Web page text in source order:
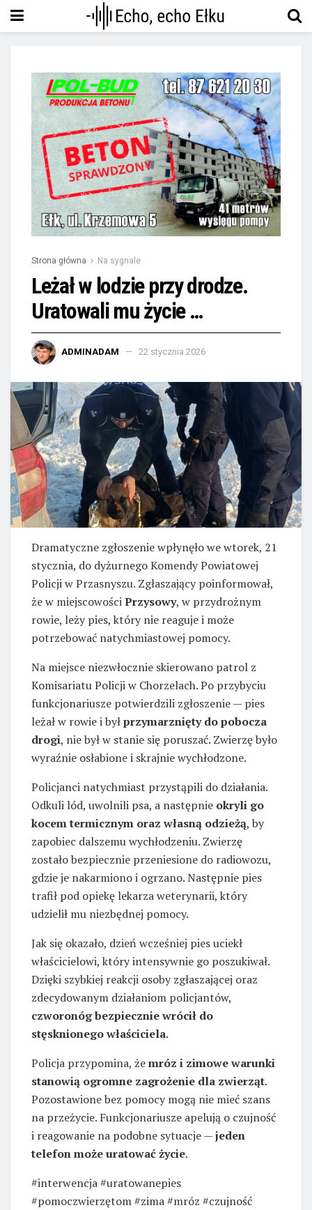
Strona główna Na sygnale
Leżał w lodzie przy drodze.
Uratowali mu życie …
ADMINADAM 22 stycznia 2026
Dramatyczne zgłoszenie wpłynęło we wtorek, 21
stycznia, do dyżurnego Komendy Powiatowej
Policji w Przasnyszu. Zgłaszający poinformował,
że w miejscowościPrzysowy, w przydrożnym
rowie, leży pies, który nie reaguje i może
potrzebować natychmiastowej pomocy.
Na miejsce niezwłocznie skierowano patrol z
Komisariatu Policji w Chorzelach. Po przybyciu
funkcjonariusze potwierdzili zgłoszenie — pies
leżał w rowie i byłprzymarznięty do pobocza
drogi, nie był w stanie się poruszać. Zwierzę było
wyraźnie osłabione i skrajnie wychłodzone.
Policjanci natychmiast przystąpili do działania.
Odkuli lód, uwolnili psa, a następnie okryli go
kocem termicznym oraz własną odzieżą, by
zapobiec dalszemu wychłodzeniu. Zwierzę
zostało bezpiecznie przeniesione do radiowozu,
gdzie je nakarmiono i ogrzano. Następnie pies
trafił pod opiekę lekarza weterynarii, który
udzielił mu niezbędnej pomocy.
Jak się okazało, dzień wcześniej pies uciekł
właścicielowi, który intensywnie go poszukiwał.
Dzięki szybkiej reakcji osoby zgłaszającej oraz
zdecydowanym działaniom policjantów,
czworonóg bezpiecznie wrócił do
stęsknionego właściciela.
Policja przypomina, żemróz i zimowe warunki
stanowią ogromne zagrożenie dla zwierząt.
Pozostawione bez pomocy mogą nie mieć szans
na przeżycie. Funkcjonariusze apelują o czujność
i reagowanie na podobne sytuacje —jeden
telefon może uratować życie.
#interwencja #uratowanepies
#pomoczwierzętom #zima #mróz #czujność